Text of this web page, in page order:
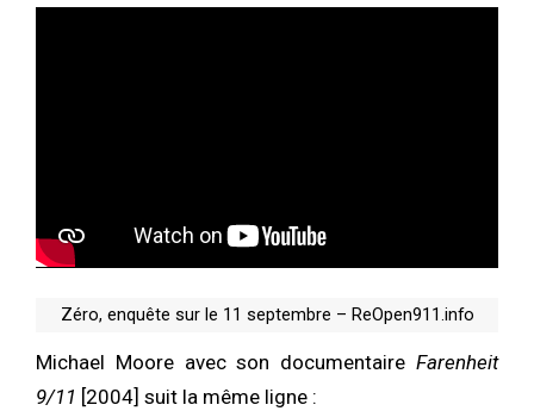
Zéro, enquête sur le 11 septembre – ReOpen911.info
Michael Moore avec son documentaire Farenheit
9/11 [2004] suit la même ligne :